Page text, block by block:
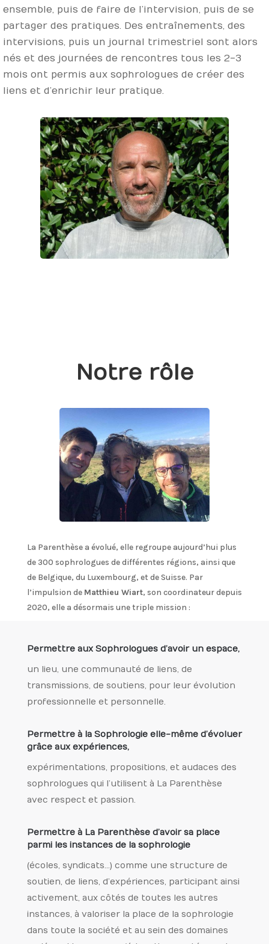
ensemble, puis de faire de l’intervision, puis de se
partager des pratiques. Des entraînements, des
intervisions, puis un journal trimestriel sont alors
nés et des journées de rencontres tous les 2-3
mois ont permis aux sophrologues de créer des
liens et d’enrichir leur pratique.
Notre rôle
La Parenthèse a évolué, elle regroupe aujourd’hui plus
de 300 sophrologues de différentes régions, ainsi que
de Belgique, du Luxembourg, et de Suisse. Par
l’impulsion de Matthieu Wiart, son coordinateur depuis
2020, elle a désormais une triple mission :
Permettre aux Sophrologues d’avoir un espace,
un lieu, une communauté de liens, de
transmissions, de soutiens, pour leur évolution
professionnelle et personnelle.
Permettre à la Sophrologie elle-même d’évoluer
grâce aux expériences,
expérimentations, propositions, et audaces des
sophrologues qui l’utilisent à La Parenthèse
avec respect et passion.
Permettre à La Parenthèse d’avoir sa place
parmi les instances de la sophrologie
(écoles, syndicats…) comme une structure de
soutien, de liens, d’expériences, participant ainsi
activement, aux côtés de toutes les autres
instances, à valoriser la place de la sophrologie
dans toute la société et au sein des domaines